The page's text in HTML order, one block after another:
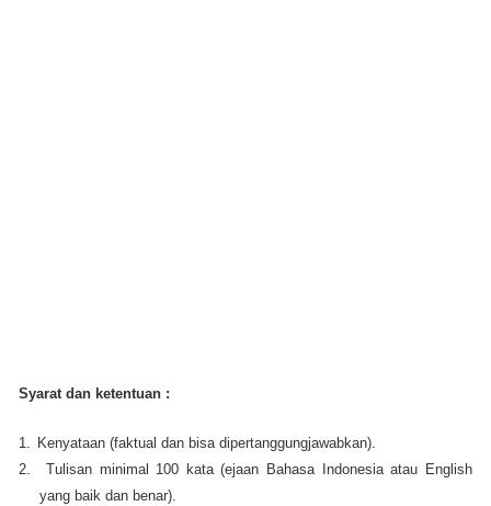
Syarat dan ketentuan :
1. Kenyataan (faktual dan bisa dipertanggungjawabkan).
2.
Tulisan minimal 100 kata (ejaan Bahasa Indonesia atau English
yang baik dan benar).